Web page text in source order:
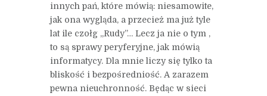
innych pań, które mówią: niesamowite,
jak ona wygląda, a przecież ma już tyle
lat ile czołg „Rudy”… Lecz ja nie o tym ,
to są sprawy peryferyjne, jak mówią
informatycy. Dla mnie liczy się tylko ta
bliskość i bezpośredniość. A zarazem
pewna nieuchronność. Będąc w sieci